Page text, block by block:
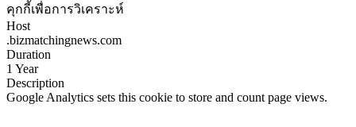
คุกกี้เพื่อการวิเคราะห์
Host
.bizmatchingnews.com
Duration
1 Year
Description
Google Analytics sets this cookie to store and count page views.